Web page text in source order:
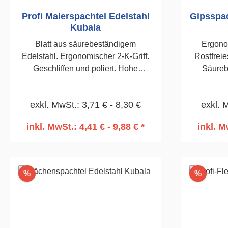
Profi Malerspachtel Edelstahl
Kubala
Blatt aus säurebeständigem
Edelstahl. Ergonomischer 2-K-Griff.
Geschliffen und poliert. Hohe
exkl. MwSt.: 3,71 € - 8,30 €
inkl. MwSt.: 4,41 € - 9,88 € *
exkl.
inkl.
%Rabatt %Rabatt